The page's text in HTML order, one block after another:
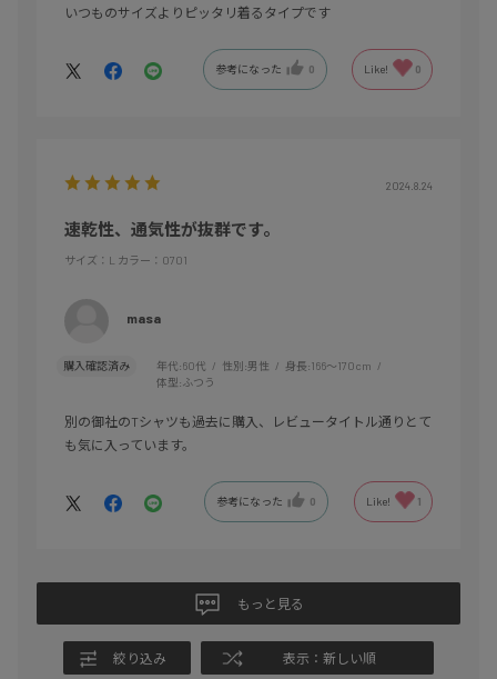
いつものサイズよりピッタリ着るタイプです
参考になった 0 Like! 0
2024.8.24
速乾性、通気性が抜群です。
サイズ：L カラー：0701
masa
購入確認済み 年代:60代 性別:男性 身長:166～170cm
体型:ふつう
別の御社のTシャツも過去に購入、レビュータイトル通りとて
も気に入っています。
参考になった 0 Like! 1
もっと見る
絞り込み 表示：新しい順